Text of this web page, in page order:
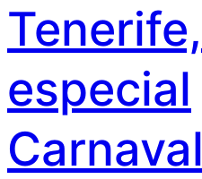
Tenerife,
especial
Carnaval